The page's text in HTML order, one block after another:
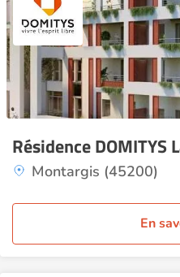
Résidence DOMITYS
Montargis (45200)
En